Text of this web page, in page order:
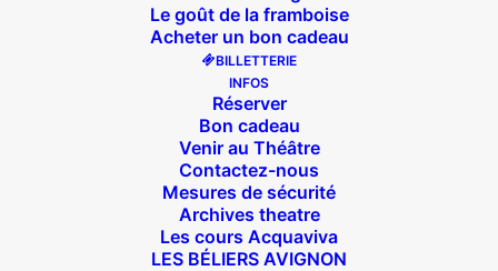
Le goût de la framboise
Acheter un bon cadeau
BILLETTERIE
INFOS
Réserver
Bon cadeau
Venir au Théâtre
Contactez-nous
Mesures de sécurité
Archives theatre
Les cours Acquaviva
LES BÉLIERS AVIGNON
Accueil Après coup A-C avec Marie